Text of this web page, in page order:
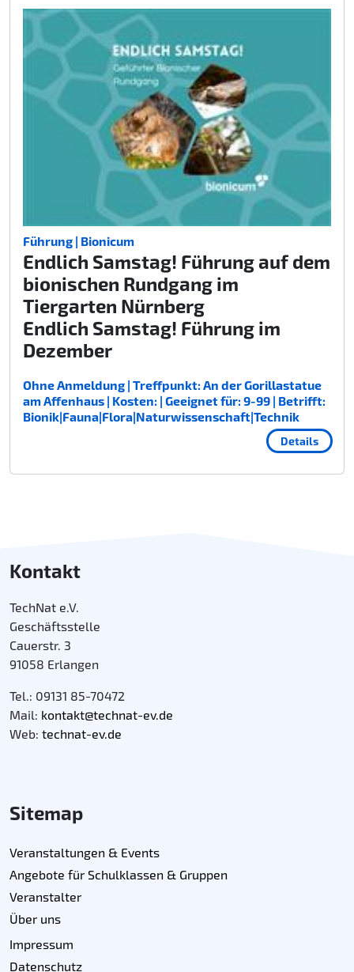
Führung | Bionicum
Endlich Samstag! Führung auf dem
bionischen Rundgang im
Tiergarten Nürnberg
Endlich Samstag! Führung im
Dezember
Ohne Anmeldung | Treffpunkt: An der Gorillastatue
am Affenhaus | Kosten: | Geeignet für: 9-99 | Betrifft:
Bionik|Fauna|Flora|Naturwissenschaft|Technik
Details
Kontakt
TechNat e.V.
Geschäftsstelle
Cauerstr. 3
91058 Erlangen
Tel.: 09131 85-70472
Mail: kontakt@technat-ev.de
Web: technat-ev.de
Sitemap
Veranstaltungen & Events
Angebote für Schulklassen & Gruppen
Veranstalter
Über uns
Impressum
Datenschutz